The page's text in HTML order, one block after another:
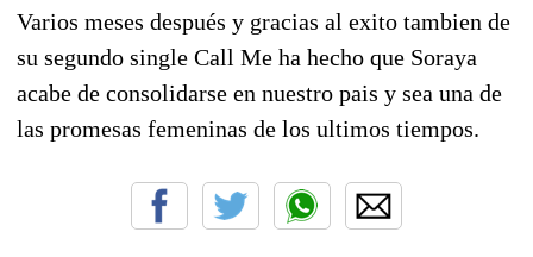
Varios meses después y gracias al exito tambien de
su segundo single Call Me ha hecho que Soraya
acabe de consolidarse en nuestro pais y sea una de
las promesas femeninas de los ultimos tiempos.